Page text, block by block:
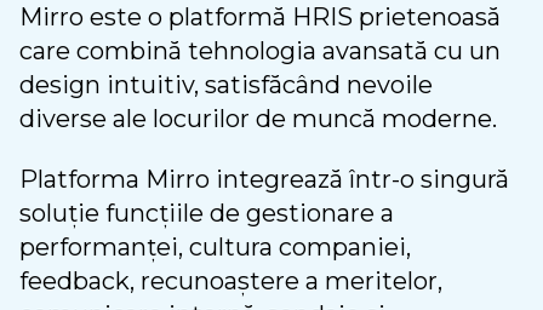
Mirro este o platformă HRIS prietenoasă
care combină tehnologia avansată cu un
design intuitiv, satisfăcând nevoile
diverse ale locurilor de muncă moderne.
Platforma Mirro integrează într-o singură
soluție funcțiile de gestionare a
performanței, cultura companiei,
feedback, recunoaștere a meritelor,